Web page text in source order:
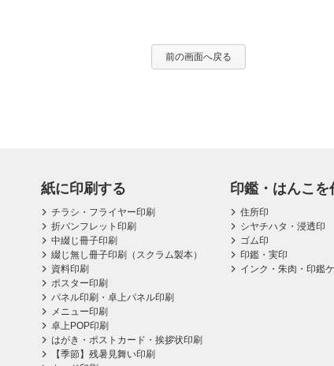
前の画面へ戻る
紙に印刷する
チラシ・フライヤー印刷
折パンフレット印刷
中綴じ冊子印刷
綴じ無し冊子印刷（スクラム製本）
資料印刷
ポスター印刷
パネル印刷・卓上パネル印刷
メニュー印刷
卓上POP印刷
はがき・ポストカード・挨拶状印刷
【季節】残暑見舞い印刷
印鑑・はんこを
住所印
シヤチハタ・浸透印
ゴム印
印鑑・実印
インク・朱肉・印鑑